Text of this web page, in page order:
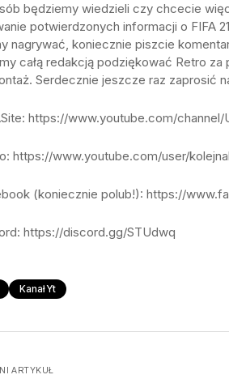
będziemy wiedzieli czy chcecie
potwierdzonych informacji o FIFA
nagrywać, koniecznie piszcie
całą redakcją podziękować Retro
Serdecznie jeszcze raz zaprosić
https://www.youtube.com/
https://www.youtube.com/user/
(koniecznie polub!): https://
https://discord.gg/STUdwq
Kanał Yt
ARTYKUŁ